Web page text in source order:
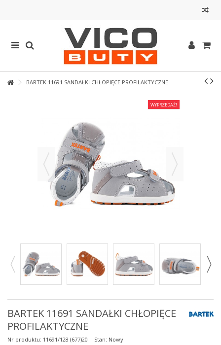
BARTEK 11691 SANDAŁKI CHŁOPIĘCE PROFILAKTYCZNE
WYPRZEDAŻ!
BARTEK 11691 SANDAŁKI CHŁOPIĘCE
PROFILAKTYCZNE
Nr produktu: 11691/128 (677)20 Stan: Nowy